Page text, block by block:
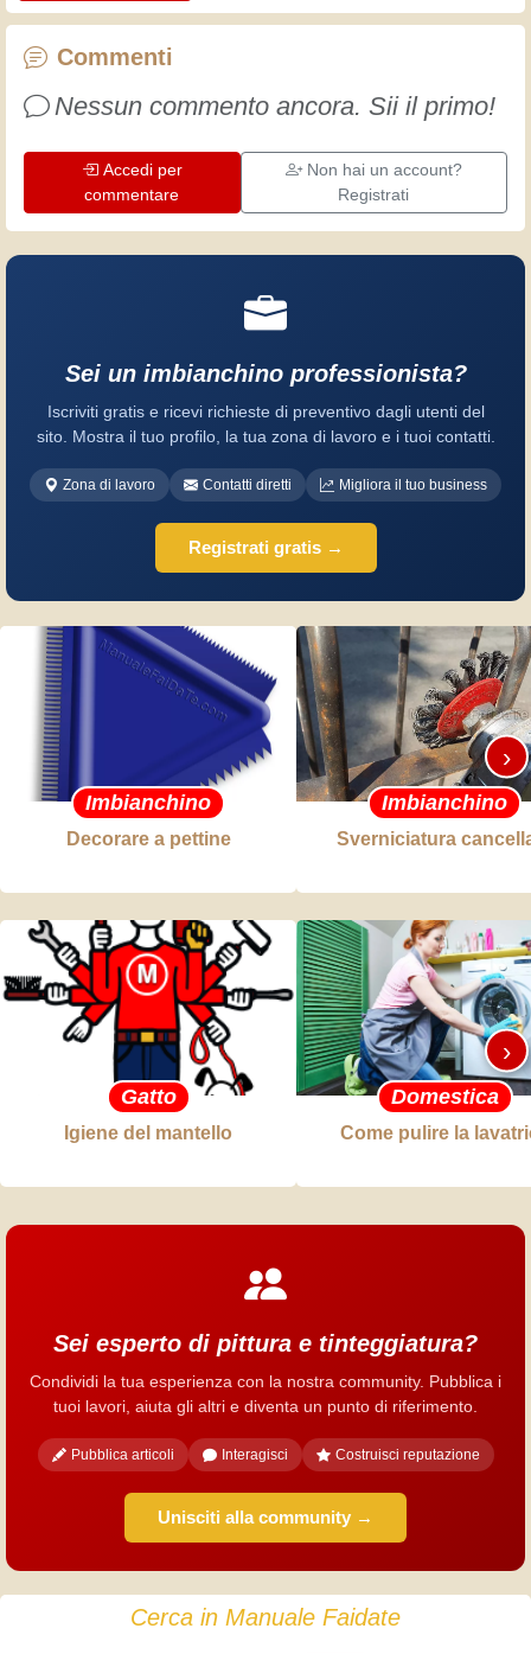
lavoro. Impariamo insieme, ogni giorno
è una occasione per migliorare. Buon
Commenti
Nessun commento ancora. Sii il primo!
Accedi per
commentare
Non hai un account?
Registrati
Sei un imbianchino professionista?
Iscriviti gratis e ricevi richieste di preventivo dagli utenti del
sito. Mostra il tuo profilo, la tua zona di lavoro e i tuoi contatti.
Zona di lavoro Contatti diretti Migliora il tuo business
Registrati gratis →
Imbianchino
Decorare a pettine
Imbianchino
Sverniciatura
›
Gatto
Igiene del mantello
Domestica
Come pulire la
›
Sei esperto di pittura e tinteggiatura?
Condividi la tua esperienza con la nostra community. Pubblica i
tuoi lavori, aiuta gli altri e diventa un punto di riferimento.
Pubblica articoli Interagisci Costruisci reputazione
Unisciti alla community →
Cerca in Manuale Faidate